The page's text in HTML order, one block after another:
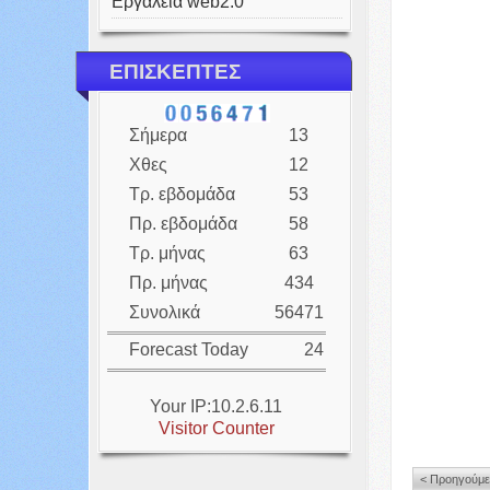
ΕΠΙΣΚΕΠΤΕΣ
Σήμερα
Χθες
Τρ. εβδομάδα
Πρ. εβδομάδα
Τρ. μήνας
Πρ. μήνας
Συνολικά
13
12
53
58
63
434
56471
Forecast Today
24
Your IP:10.2.6.11
Visitor Counter
<